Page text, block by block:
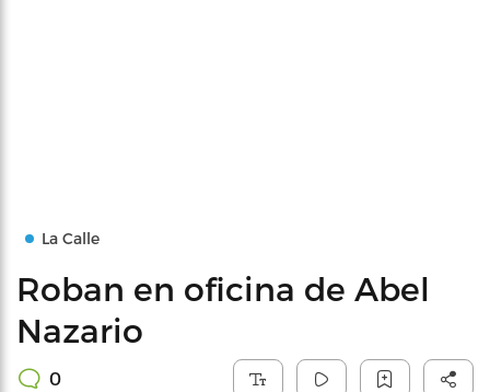
La Calle
Roban en oficina de Abel
Nazario
0